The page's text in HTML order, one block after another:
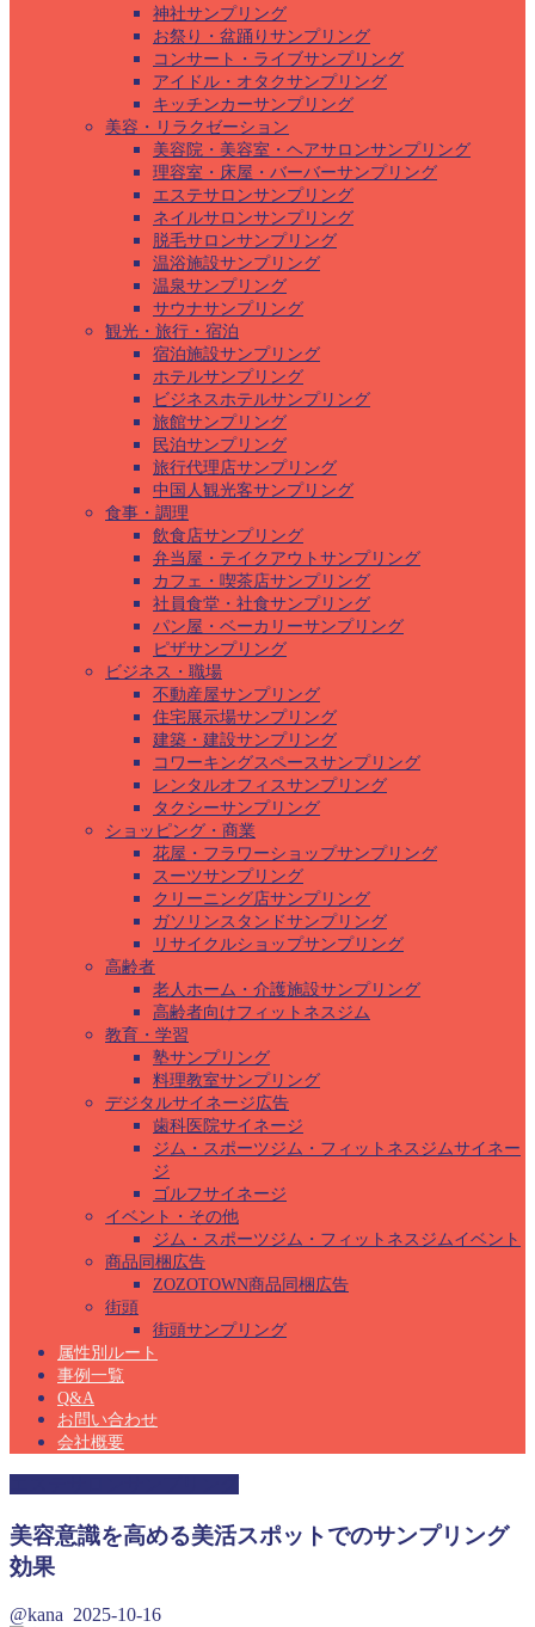
神社サンプリング
お祭り・盆踊りサンプリング
コンサート・ライブサンプリング
アイドル・オタクサンプリング
キッチンカーサンプリング
美容・リラクゼーション
美容院・美容室・ヘアサロンサンプリング
理容室・床屋・バーバーサンプリング
エステサロンサンプリング
ネイルサロンサンプリング
脱毛サロンサンプリング
温浴施設サンプリング
温泉サンプリング
サウナサンプリング
観光・旅行・宿泊
宿泊施設サンプリング
ホテルサンプリング
ビジネスホテルサンプリング
旅館サンプリング
民泊サンプリング
旅行代理店サンプリング
中国人観光客サンプリング
食事・調理
飲食店サンプリング
弁当屋・テイクアウトサンプリング
カフェ・喫茶店サンプリング
社員食堂・社食サンプリング
パン屋・ベーカリーサンプリング
ピザサンプリング
ビジネス・職場
不動産屋サンプリング
住宅展示場サンプリング
建築・建設サンプリング
コワーキングスペースサンプリング
レンタルオフィスサンプリング
タクシーサンプリング
ショッピング・商業
花屋・フラワーショップサンプリング
スーツサンプリング
クリーニング店サンプリング
ガソリンスタンドサンプリング
リサイクルショップサンプリング
高齢者
老人ホーム・介護施設サンプリング
高齢者向けフィットネスジム
教育・学習
塾サンプリング
料理教室サンプリング
デジタルサイネージ広告
歯科医院サイネージ
ジム・スポーツジム・フィットネスジムサイネー
ジ
ゴルフサイネージ
イベント・その他
ジム・スポーツジム・フィットネスジムイベント
商品同梱広告
ZOZOTOWN商品同梱広告
街頭
街頭サンプリング
属性別ルート
事例一覧
Q&A
お問い合わせ
会社概要
美容意識を高める美活スポットでのサンプリング
効果
@kana 2025-10-16